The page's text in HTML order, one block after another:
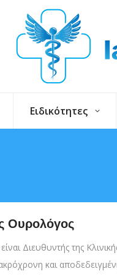
Ειδικότητες
Ουρολόγος
Διευθυντής της
και